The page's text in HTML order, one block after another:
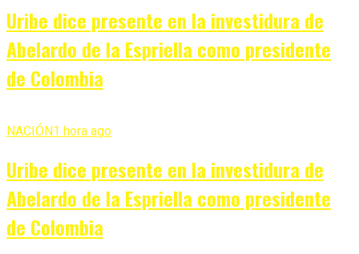
Uribe dice presente en la investidura de
Abelardo de la Espriella como presidente
de Colombia
NACIÓN1 hora ago
Uribe dice presente en la investidura de
Abelardo de la Espriella como presidente
de Colombia